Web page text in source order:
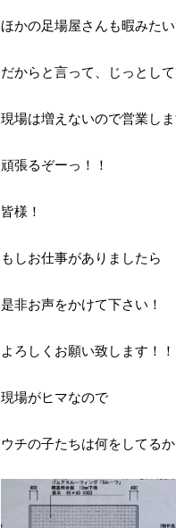
ほかの足場屋さんも暇みたい
だからと言って、じっとし
現場は増えないので営業しま
頑張るぞーっ！！
皆様！
もしお仕事がありましたら
是非お声をかけて下さい！
よろしくお願い致します！！
現場がヒマなので
ウチの子たちは何をしてる